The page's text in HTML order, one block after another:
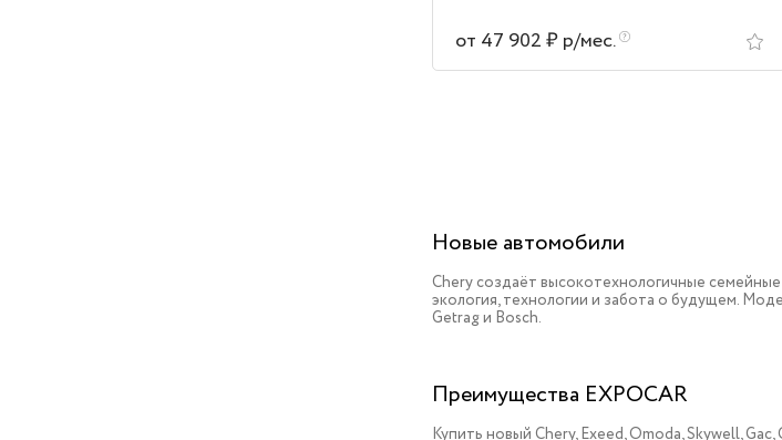
от 47 902 ₽ р/мес.
Новые автомобили
Chery создаёт высокотехнологичные
экология, технологии и забота о будущем.
Getrag и Bosch.
Преимущества EXPOCAR
Купить новый Chery, Exeed, Omoda, Skywell,